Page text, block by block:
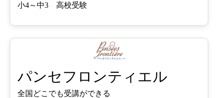
小4～中3 高校受験
パンセフロンティエル
全国どこでも受講ができる